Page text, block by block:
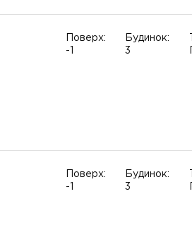
Поверх:
-1
Будинок:
3
Поверх:
-1
Будинок:
3